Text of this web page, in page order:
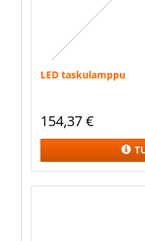
LED taskulamppu
154,37€